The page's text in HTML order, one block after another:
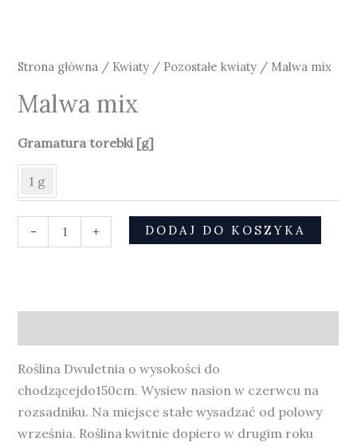
Strona główna / Kwiaty / Pozostałe kwiaty / Malwa mix
Malwa mix
Gramatura torebki [g]
1 g
- + DODAJ DO KOSZYKA
Roślina Dwuletnia o wysokości do
chodzącejdo150cm. Wysiew nasion w czerwcu na
rozsadniku. Na miejsce stałe wysadzać od polowy
września. Roślina kwitnie dopiero w drugim roku